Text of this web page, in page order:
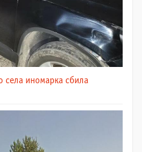
села иномарка сбила